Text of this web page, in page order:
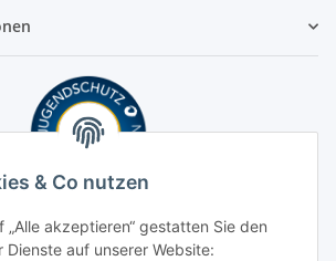
& Co nutzen
„Alle akzeptieren“ gestatten Sie den
Dienste auf unserer Website: